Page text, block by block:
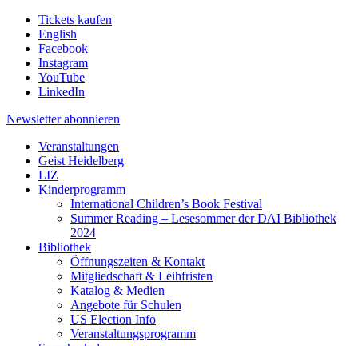
Tickets kaufen
English
Facebook
Instagram
YouTube
LinkedIn
Newsletter abonnieren
Veranstaltungen
Geist Heidelberg
LIZ
Kinderprogramm
International Children’s Book Festival
Summer Reading – Lesesommer der DAI Bibliothek
2024
Bibliothek
Öffnungszeiten & Kontakt
Mitgliedschaft & Leihfristen
Katalog & Medien
Angebote für Schulen
US Election Info
Veranstaltungsprogramm